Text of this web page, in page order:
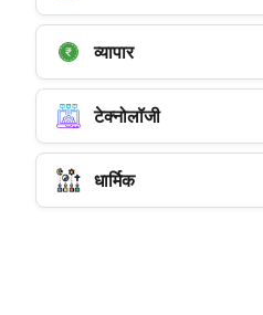
व्यापार
टेक्नोलॉजी
धार्मिक